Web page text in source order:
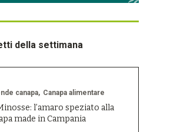
della settimana
canapa Canapa alimentare
l’amaro speziato alla
made in Campania